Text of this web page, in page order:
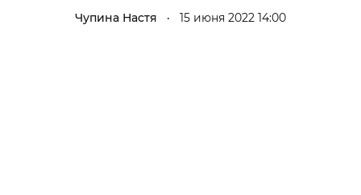
Чупина Настя • 15 июня 2022 14:00